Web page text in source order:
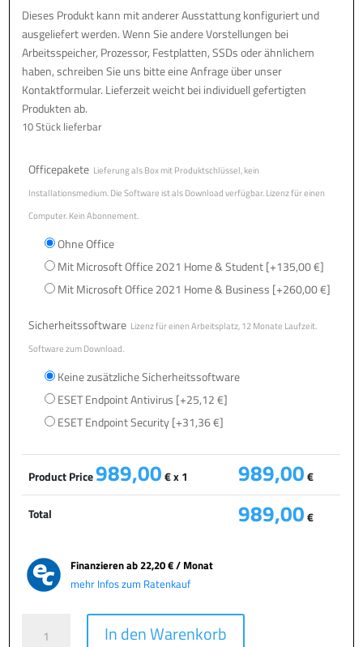
Dieses Produkt kann mit anderer Ausstattung konfiguriert und
ausgeliefert werden. Wenn Sie andere Vorstellungen bei
Arbeitsspeicher, Prozessor, Festplatten, SSDs oder ähnlichem
haben, schreiben Sie uns bitte eine Anfrage über unser
Kontaktformular. Lieferzeit weicht bei individuell gefertigten
Produkten ab.
10 Stück lieferbar
Officepakete Lieferung als Box mit Produktschlüssel, kein
Installationsmedium. Die Software ist als Download verfügbar. Lizenz für einen
Computer. Kein Abonnement.
Ohne Office
Mit Microsoft Office 2021 Home & Student[+135,00 €]
Mit Microsoft Office 2021 Home & Business [+260,00 €]
Sicherheitssoftware Lizenz für einen Arbeitsplatz, 12 Monate Laufzeit.
Software zum Download.
Keine zusätzliche Sicherheitssoftware
ESET Endpoint Antivirus [+25,12 €]
ESET Endpoint Security[+31,36 €]
Product Price989,00€ x 1 989,00€
Total 989,00€
Finanzieren ab22,20 € / Monat
mehr Infos zum Ratenkauf
In den Warenkorb